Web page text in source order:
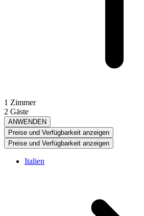
1 Zimmer
2 Gäste
ANWENDEN
Preise und Verfügbarkeit anzeigen
Preise und Verfügbarkeit anzeigen
Italien